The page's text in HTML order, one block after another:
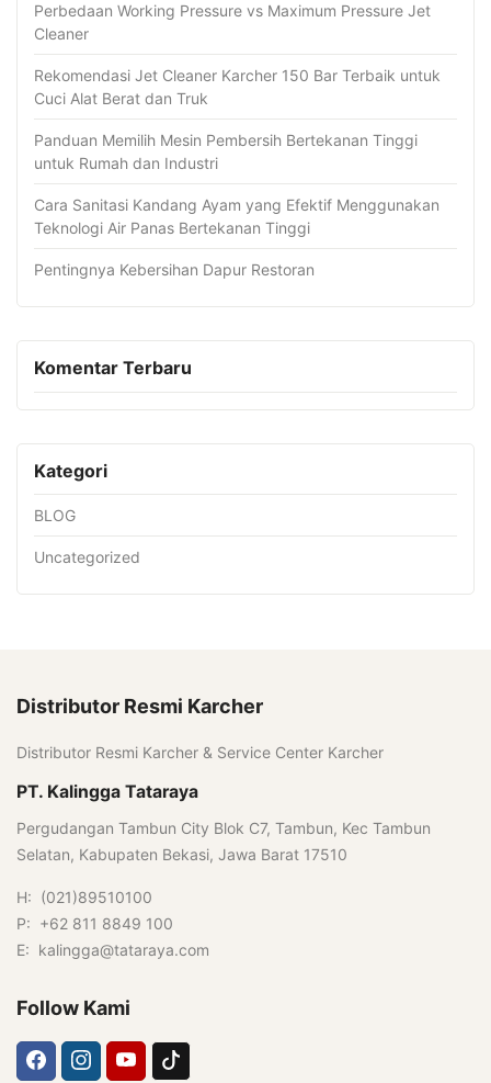
Perbedaan Working Pressure vs Maximum Pressure Jet
Cleaner
Rekomendasi Jet Cleaner Karcher 150 Bar Terbaik untuk
Cuci Alat Berat dan Truk
Panduan Memilih Mesin Pembersih Bertekanan Tinggi
untuk Rumah dan Industri
Cara Sanitasi Kandang Ayam yang Efektif Menggunakan
Teknologi Air Panas Bertekanan Tinggi
Pentingnya Kebersihan Dapur Restoran
Komentar Terbaru
Kategori
BLOG
Uncategorized
Distributor Resmi Karcher
Distributor Resmi Karcher & Service Center Karcher
PT. Kalingga Tataraya
Pergudangan Tambun City Blok C7, Tambun, Kec Tambun
Selatan, Kabupaten Bekasi, Jawa Barat 17510
H: (021)89510100
P: +62 811 8849 100
E: kalingga@tataraya.com
Follow Kami